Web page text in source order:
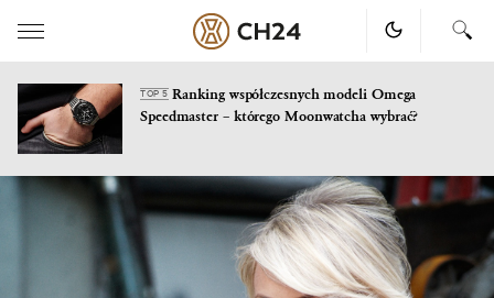
Skip
TOP 5Ranking współczesnych modeli Omega
Speedmaster – którego Moonwatcha wybrać?